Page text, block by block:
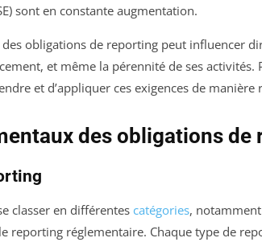
sont en constante augmentation.
des obligations de reporting peut influencer
et même la pérennité de ses
et d’appliquer ces exigences de manière
des obligations de
classer en différentes catégories,
reporting réglementaire. Chaque type de